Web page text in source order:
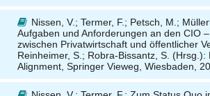
Nissen, V.; Termer, F.; Petsch, M.;
Aufgaben und Anforderungen an den CIO
zwischen Privatwirtschaft und öffentlicher
Reinheimer, S.; Robra-Bissantz, S. (Hrsg.):
Alignment, Springer Vieweg, Wiesbaden,